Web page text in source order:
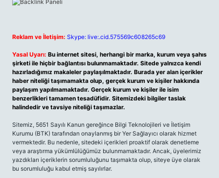
Reklam ve İletişim: Skype: live:.cid.575569c608265c69
Yasal Uyarı: Bu internet sitesi, herhangi bir marka, kurum veya şahıs
şirketi ile hiçbir bağlantısı bulunmamaktadır. Sitede yalnızca kendi
hazırladığımız makaleler paylaşılmaktadır. Burada yer alan içerikler
haber niteliği taşımamakta olup, gerçek kurum ve kişiler hakkında
paylaşım yapılmamaktadır. Gerçek kurum ve kişiler ile isim
benzerlikleri tamamen tesadüfidir. Sitemizdeki bilgiler taslak
halindedir ve tavsiye niteliği taşımazlar.
Sitemiz, 5651 Sayılı Kanun gereğince Bilgi Teknolojileri ve İletişim
Kurumu (BTK) tarafından onaylanmış bir Yer Sağlayıcı olarak hizmet
vermektedir. Bu nedenle, sitedeki içerikleri proaktif olarak denetleme
veya araştırma yükümlülüğümüz bulunmamaktadır. Ancak, üyelerimiz
yazdıkları içeriklerin sorumluluğunu taşımakta olup, siteye üye olarak
bu sorumluluğu kabul etmiş sayılırlar.